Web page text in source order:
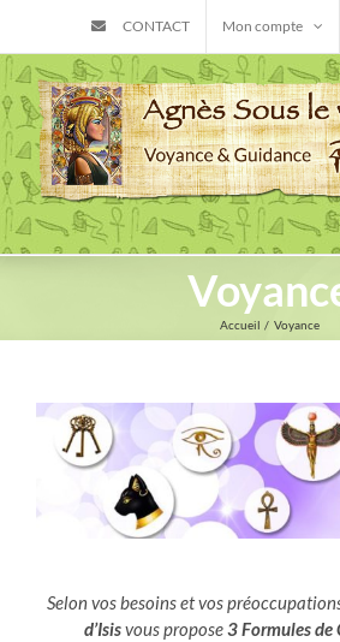
content
CONTACT Mon compte
Accueil Voyance
Selon vos besoins et vos
d’Isisvous propose3 Formules de